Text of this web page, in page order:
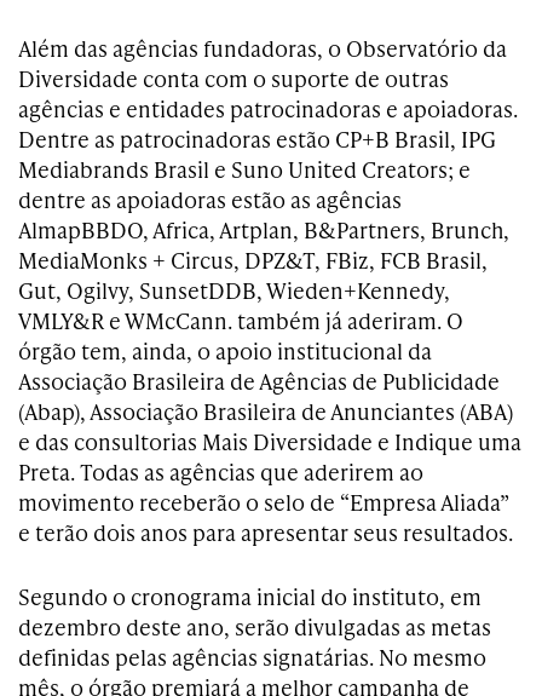
Além das agências fundadoras, o Observatório da
Diversidade conta com o suporte de outras
agências e entidades patrocinadoras e apoiadoras.
Dentre as patrocinadoras estão CP+B Brasil, IPG
Mediabrands Brasil e Suno United Creators; e
dentre as apoiadoras estão as agências
AlmapBBDO, Africa, Artplan, B&Partners, Brunch,
MediaMonks + Circus, DPZ&T, FBiz, FCB Brasil,
Gut, Ogilvy, SunsetDDB, Wieden+Kennedy,
VMLY&R e WMcCann. também já aderiram. O
órgão tem, ainda, o apoio institucional da
Associação Brasileira de Agências de Publicidade
(Abap), Associação Brasileira de Anunciantes (ABA)
e das consultorias Mais Diversidade e Indique uma
Preta. Todas as agências que aderirem ao
movimento receberão o selo de “Empresa Aliada”
e terão dois anos para apresentar seus resultados.
Segundo o cronograma inicial do instituto, em
dezembro deste ano, serão divulgadas as metas
definidas pelas agências signatárias. No mesmo
mês, o órgão premiará a melhor campanha de